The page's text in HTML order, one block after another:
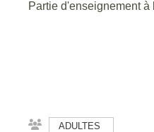
Partie d'enseignement
ADULTES